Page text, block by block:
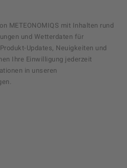
METEONOMIQS mit Inhalten rund
und Wetterdaten für
Updates, Neuigkeiten und
Ihre Einwilligung jederzeit
in unseren